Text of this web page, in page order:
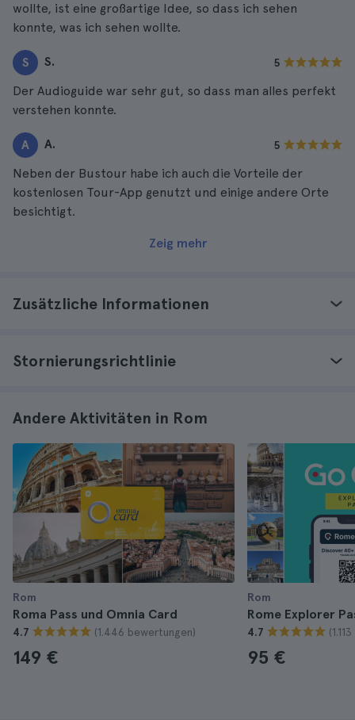
wollte, ist eine großartige Idee, so dass ich sehen
konnte, was ich sehen wollte.
S S. 5
Der Audioguide war sehr gut, so dass man alles perfekt
verstehen konnte.
A A. 5
Neben der Bustour habe ich auch die Vorteile der
kostenlosen Tour-App genutzt und einige andere Orte
besichtigt.
Zeig mehr
Zusätzliche Informationen
Stornierungsrichtlinie
Andere Aktivitäten in Rom
Rom
Roma Pass und Omnia Card
4.7 (1.446 bewertungen)
149 €
Rom
Rome Explorer
4.7
95 €